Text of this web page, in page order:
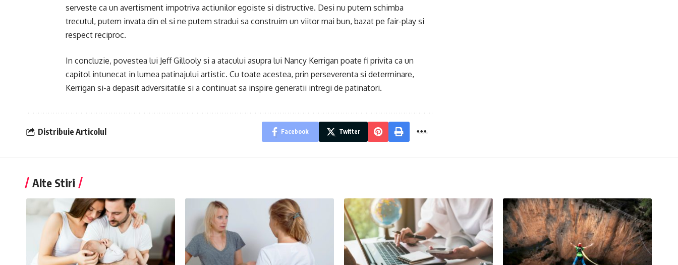
serveste ca un avertisment impotriva actiunilor egoiste si distructive. Desi nu putem schimba
trecutul, putem invata din el si ne putem stradui sa construim un viitor mai bun, bazat pe fair-play si
respect reciproc.
In concluzie, povestea lui Jeff Gillooly si a atacului asupra lui Nancy Kerrigan poate fi privita ca un
capitol intunecat in lumea patinajului artistic. Cu toate acestea, prin perseverenta si determinare,
Kerrigan si-a depasit adversitatile si a continuat sa inspire generatii intregi de patinatori.
Distribuie Articolul Facebook Twitter
Alte Stiri